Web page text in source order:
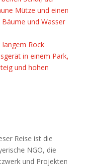
Reise ist die
NGO, die
und Projekten